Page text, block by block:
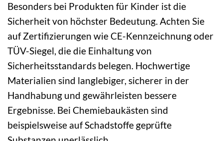
Besonders bei Produkten für Kinder ist die
Sicherheit von höchster Bedeutung. Achten Sie
auf Zertifizierungen wie CE-Kennzeichnung oder
TÜV-Siegel, die die Einhaltung von
Sicherheitsstandards belegen. Hochwertige
Materialien sind langlebiger, sicherer in der
Handhabung und gewährleisten bessere
Ergebnisse. Bei Chemiebaukästen sind
beispielsweise auf Schadstoffe geprüfte